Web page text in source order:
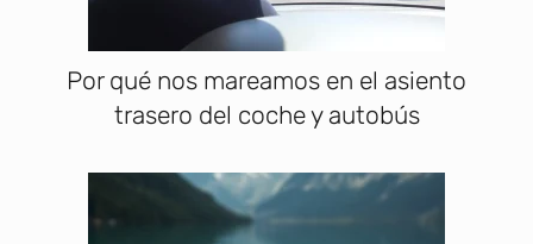
Por qué nos mareamos en el asiento
trasero del coche y autobús